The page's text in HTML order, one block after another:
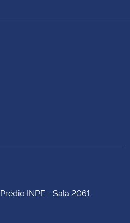
INPE - Sala 2061